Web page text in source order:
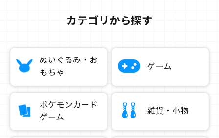
カテゴリから探す
ぬいぐるみ・お
もちゃ
ゲーム
ポケモンカード
ゲーム
雑貨・小物